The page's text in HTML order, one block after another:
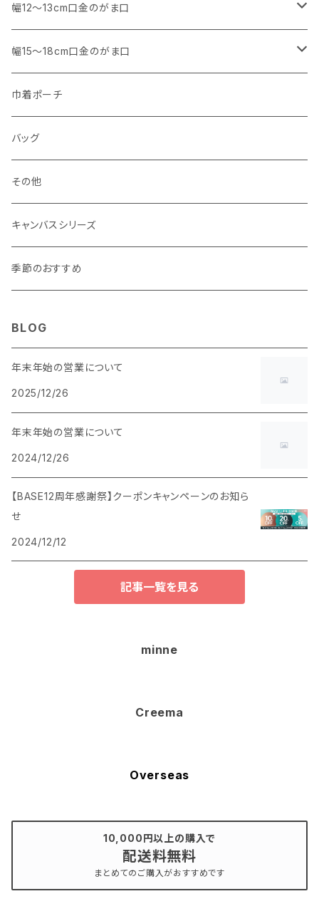
マチなし
マチあり
・ くし形・丸型
マチなし
マチあり
・ 角型
マチなし
マチあり
・ くし形
マチなし
マチあり
幅12～13cm口金のがま口
・ 親子がま口 角型
マチなし
マチあり
・ 親子がま口 くし形
マチなし
マチあり
・ ポーチタイプ 角型
マチなし
マチあり
・ ポーチタイプ くし形
マチなし
マチあり
幅15～18cm口金のがま口
・ 角型
マチなし
マチあり
・ くし形
マチなし
マチあり
巾着ポーチ
バッグ
その他
キャンバスシリーズ
季節のおすすめ
BLOG
年末年始の営業について
2025/12/26
年末年始の営業について
2024/12/26
【BASE12周年感謝祭】クーポンキャンペーンのお知ら
せ
2024/12/12
記事一覧を見る
minne
Creema
Overseas
10,000円以上の購入で
配送料無料
まとめてのご購入がおすすめです